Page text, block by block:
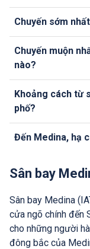
Chuyến sớm
Chuyến muộn
nào?
Khoảng cách từ
phố?
Đến Medina, hạ
Sân bay
Sân bay Medina
cửa ngõ chính đến
cho những người
đông bắc của